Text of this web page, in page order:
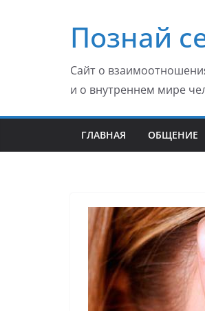
содержимомуПознай
Сайт о
и о внутреннем мире
ГЛАВНАЯ ОБЩЕНИЕ